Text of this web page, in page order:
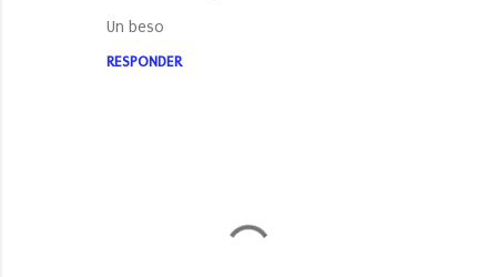
Un beso
RESPONDER